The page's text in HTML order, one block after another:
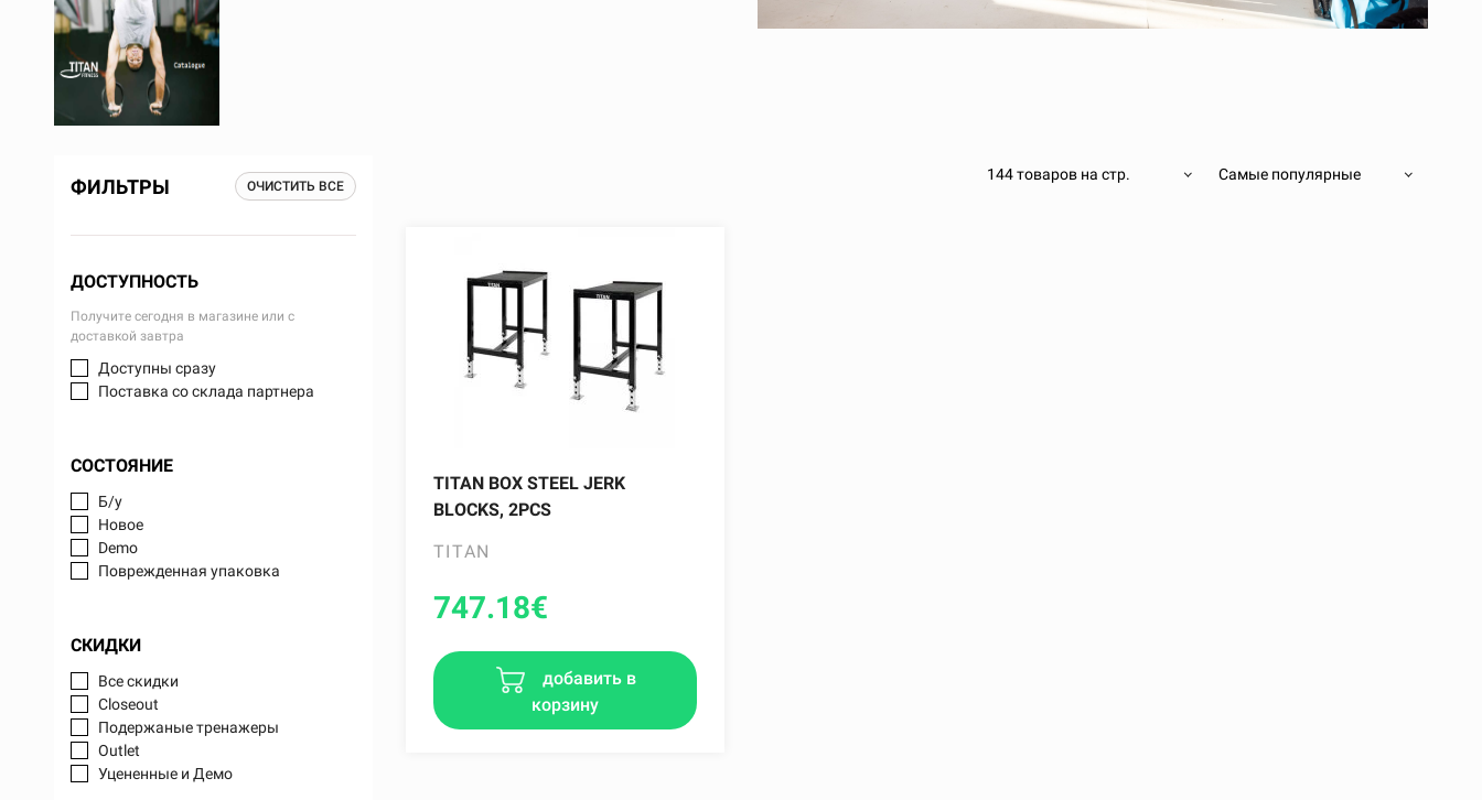
ФИЛЬТРЫ ОЧИСТИТЬ ВСЕ
ДОСТУПНОСТЬ
Получите сегодня в магазине или с
доставкой завтра
Доступны сразу
Поставка со склада партнера
СОСТОЯНИЕ
Б/у
Новое
Demo
Поврежденная упаковка
СКИДКИ
Все скидки
Closeout
Подержаные тренажеры
Outlet
Уцененные и Демо
144 товаров на стр. Самые популярные
TITAN BOX STEEL JERK
BLOCKS, 2PCS
TITAN
747.18€
добавить в
корзину